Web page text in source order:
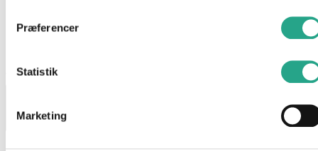
Præferencer
Statistik
Marketing
" indikerer påkrævede felter
varenavn